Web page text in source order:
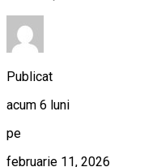
Publicat
acum 6 luni
pe
februarie 11, 2026